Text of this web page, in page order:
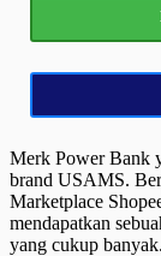
Merk Power Bank
brand USAMS.
Marketplace
mendapatkan
yang cukup banyak.